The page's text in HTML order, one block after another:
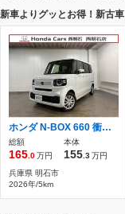
新車よりグッとお得！新古車
ホンダ N-BOX 660 衝突軽減ブレーキ・両側スライド片側電動ス
総額
165 .0万円
本体
155 .3万円
兵庫県 明石市
2026年/5km